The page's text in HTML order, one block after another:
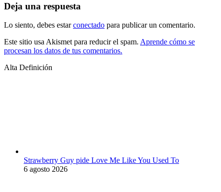
Deja una respuesta
Lo siento, debes estarconectado para publicar un comentario.
Este sitio usa Akismet para reducir el spam. Aprende cómo se
procesan los datos de tus comentarios.
Alta Definición
Strawberry Guy pide Love Me Like You Used To
6 agosto 2026